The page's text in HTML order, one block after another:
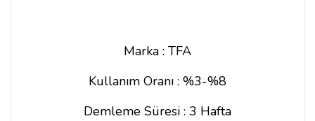
Marka : TFA
Kullanım Oranı : %3-%8
Demleme Süresi : 3 Hafta